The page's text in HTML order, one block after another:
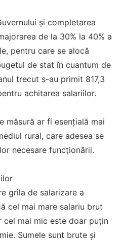
şi completarea
de la 30% la 40% a
pentru care se alocă
de stat în cuantum de
trecut s-au primit 817,3
achitarea salariilor.
măsură ar fi esențială mai
rural, care adesea se
necesare funcționării.
grila de salarizare a
cel mai mare salariu brut
cel mai mic este doar puţin
Sumele sunt brute şi